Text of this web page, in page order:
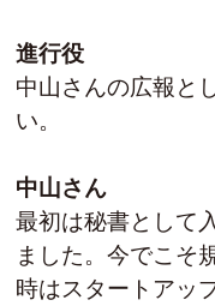
進行役
中山さんの広報と
い。
中山さん
最初は秘書として
ました。今でこそ
時はスタートアッ